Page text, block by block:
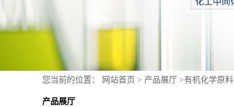
您当前的位置： 网站首页 > 产品展厅 >有机化学原料
产品展厅